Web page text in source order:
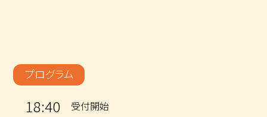
プログラム
18:40 受付開始